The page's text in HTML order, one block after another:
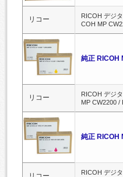
リコー
RICOH デジ
COH MP
純正 RICOH
リコー
RICOH デジ
MP CW2200 /
純正 RICOH
RICOH デジ